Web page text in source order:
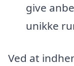
give
unikke
Ved at